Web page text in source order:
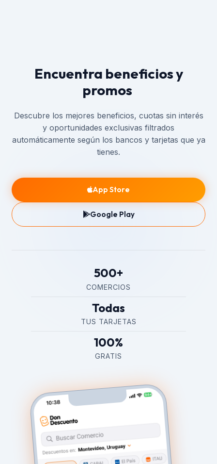
Encuentra beneficios y
promosen cuot
Descubre los mejores beneficios, cuotas sin interés
y oportunidades exclusivas filtrados
automáticamente según los bancos y tarjetas que ya
tienes.
App Store
Google Play
500+
COMERCIOS
Todas
TUS TARJETAS
100%
GRATIS